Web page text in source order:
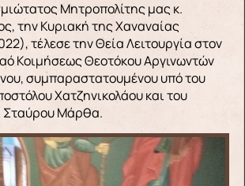
την Κυριακή της Χαναναίας
τέλεσε την Θεία Λειτουργία στον
Κοιμήσεως Θεοτόκου Αργινωντών
συμπαραστατουμένου υπό του
Χατζηνικολάου και του
Σταύρου Μάρθα.